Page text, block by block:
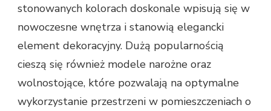
stonowanych kolorach doskonale wpisują się w
nowoczesne wnętrza i stanowią elegancki
element dekoracyjny. Dużą popularnością
cieszą się również modele narożne oraz
wolnostojące, które pozwalają na optymalne
wykorzystanie przestrzeni w pomieszczeniach o